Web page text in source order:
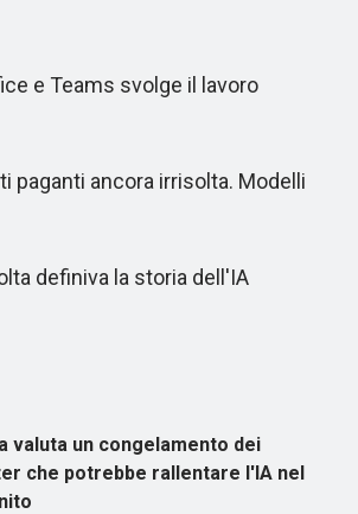
e Teams svolge il lavoro
ancora irrisolta. Modelli
definiva la storia dell'IA
valuta un congelamento dei
che potrebbe rallentare l'IA nel